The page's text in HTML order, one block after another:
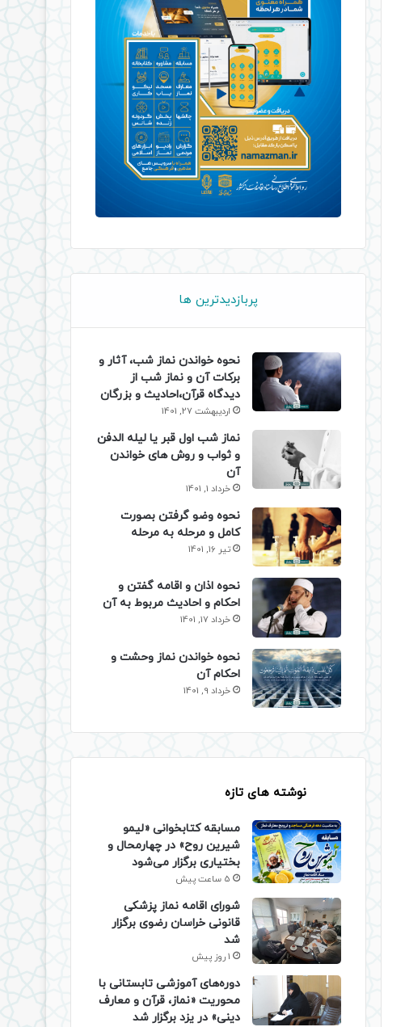
پربازدیدترین ها
نحوه خواندن نماز شب، آثار و
برکات آن و نماز شب از
دیدگاه قرآن،احادیث و بزرگان
اردیبهشت 27, 1401
نماز شب اول قبر یا لیله الدفن
و ثواب و روش های خواندن
آن
خرداد 1, 1401
نحوه وضو گرفتن بصورت
کامل و مرحله به مرحله
تیر 16, 1401
نحوه اذان و اقامه گفتن و
احکام و احادیث مربوط به آن
خرداد 17, 1401
نحوه خواندن نماز وحشت و
احکام آن
خرداد 9, 1401
نوشته های تازه
مسابقه کتابخوانی «لیمو
شیرین روح» در چهارمحال و
بختیاری برگزار می‌شود
5 ساعت پیش
شورای اقامه نماز پزشکی
قانونی خراسان رضوی برگزار
شد
1 روز پیش
دوره‌های آموزشی تابستانی با
محوریت «نماز، قرآن و معارف
دینی» در یزد برگزار شد